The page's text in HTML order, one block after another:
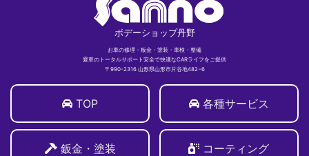
ボデーショップ丹野
お車の修理・板金・塗装・車検・整備
愛車のトータルサポート安全で快適なCARライフをご提供
〒990-2316 山形県山形市片谷地482−6
TOP 各種サービス
鈑金・塗装 コーティング